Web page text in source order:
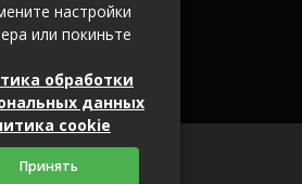
2026 (c) 262600.ru
настройки
или покиньте
обработки
данных
cookie
Принять